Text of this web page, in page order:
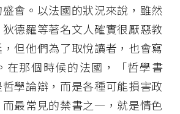
會。以法國的狀況來說，雖然
德羅等著名文人確實很厭惡教
但他們為了取悅讀者，也會寫
在那個時候的法國，「哲學書
學論辯，而是各種可能損害政
最常見的禁書之一，就是情色